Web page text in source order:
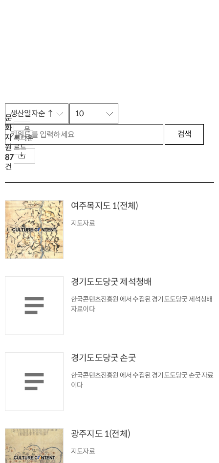
검색
문
화
자
원
87
건
목
록 다운
로드
여주목지도 1(전체)
지도자료
경기도도당굿 제석청배
한국콘텐츠진흥원 에서 수집된 경기도도당굿 제석청배
자료이다
경기도도당굿 손굿
한국콘텐츠진흥원 에서 수집된 경기도도당굿 손굿 자료
이다
광주지도 1(전체)
지도자료